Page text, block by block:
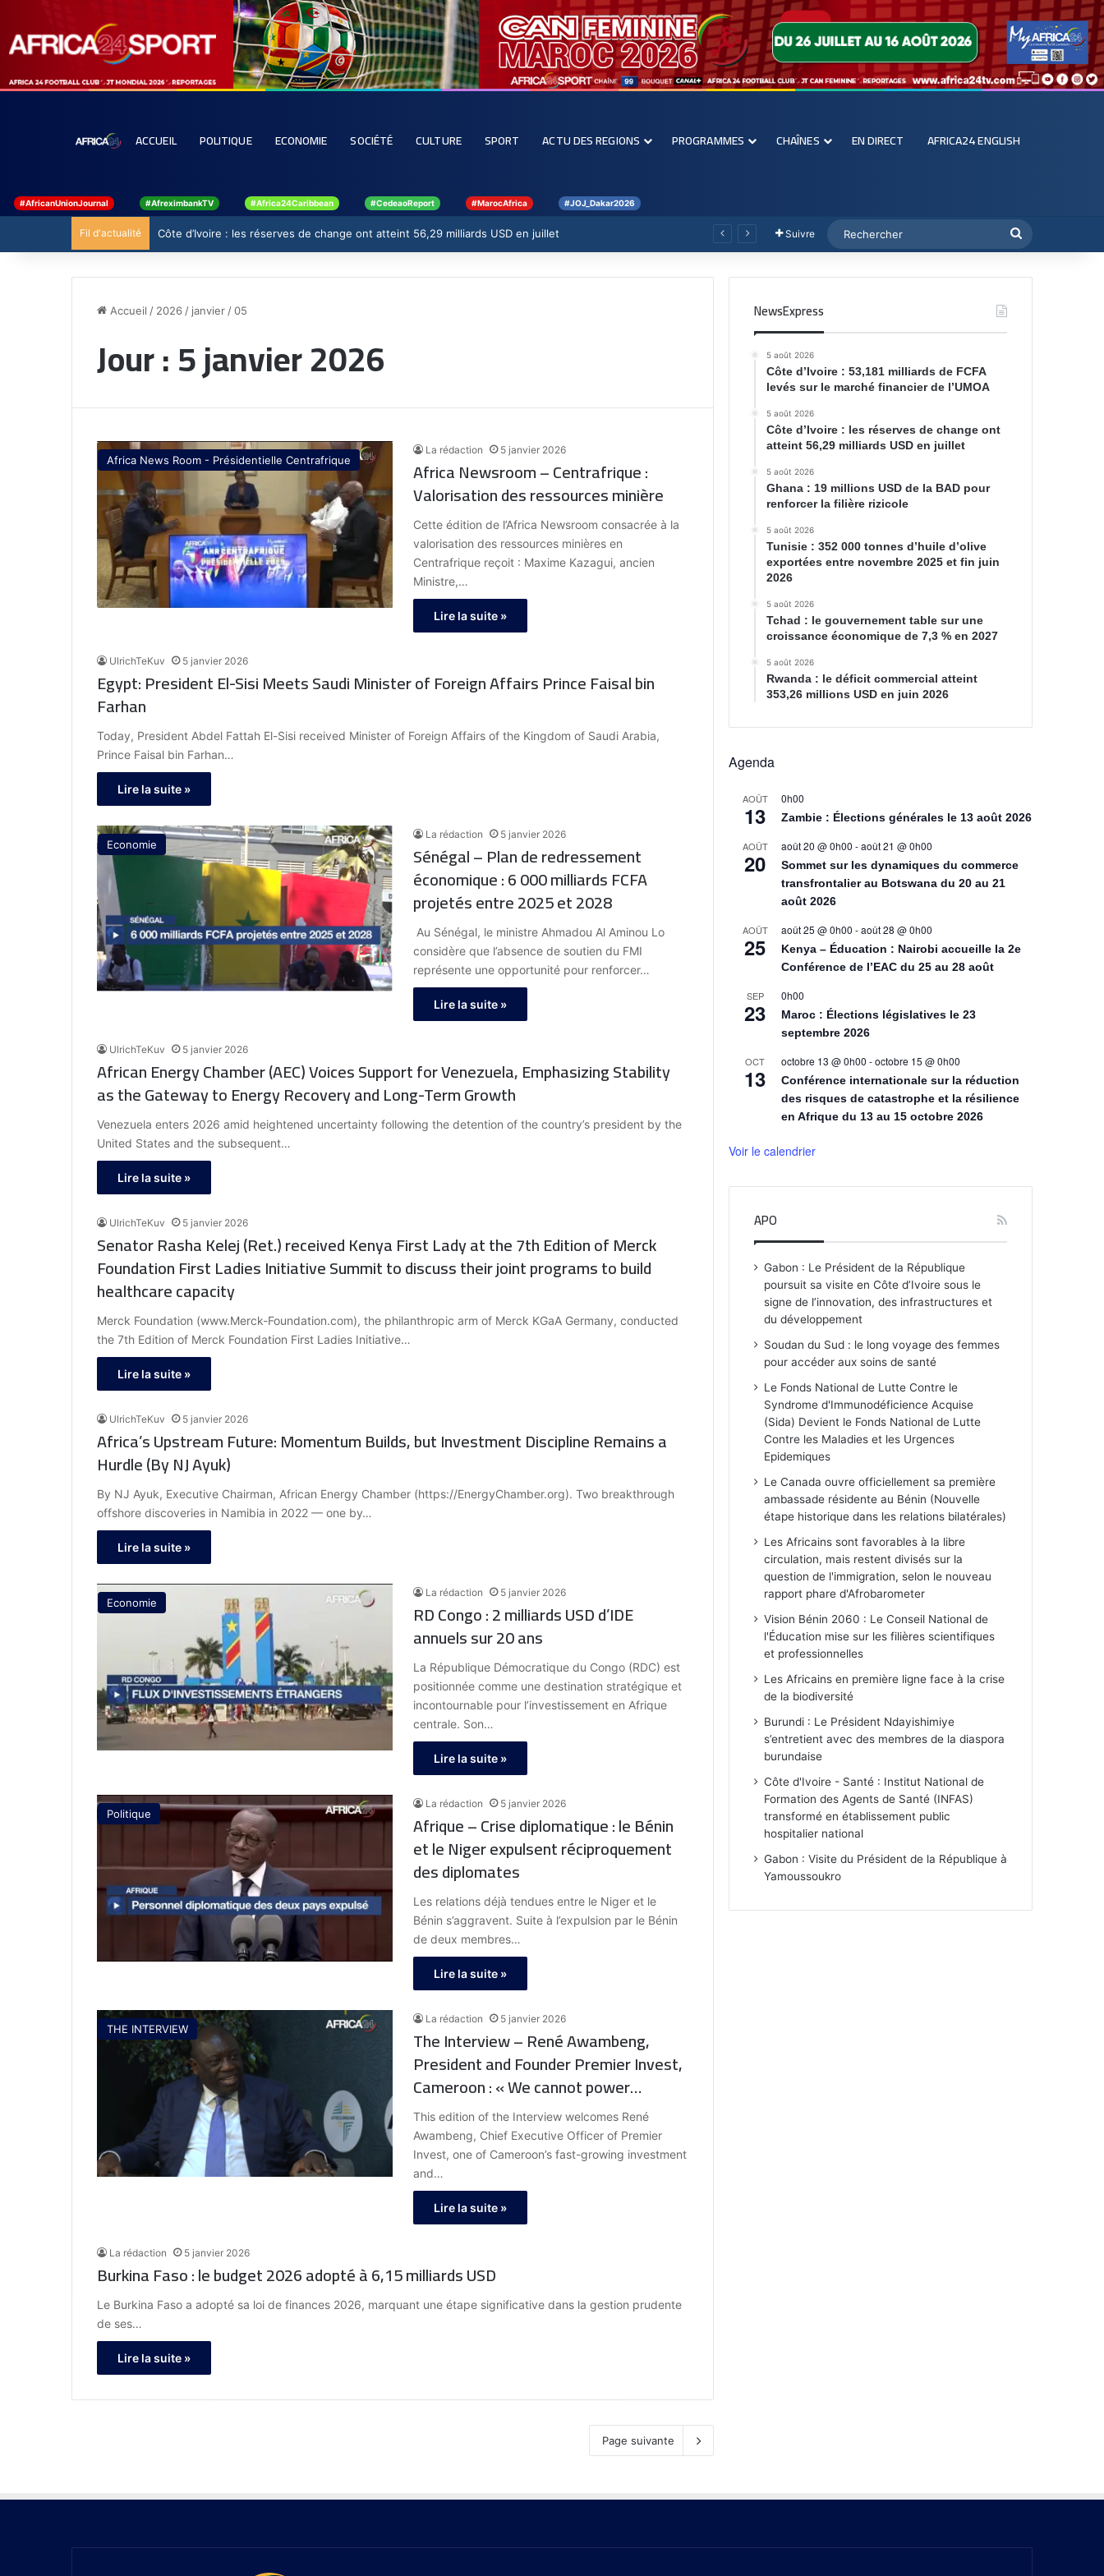
ACCUEIL POLITIQUE ECONOMIE SOCIÉTÉ CULTURE SPORT ACTU DES REGIONS PROGRAMMES CHAÎNES EN DIRECT AFRICA24 ENGLISH
#AfricanUnionJournal #AfreximbankTV #Africa24Caribbean #CedeaoReport #MarocAfrica #JOJ_Dakar2026
Fil d'actualité Côte d’Ivoire : les réserves de change ont atteint 56,29 milliards USD en juillet Suivre
Accueil / 2026/ janvier/05
Jour :5 janvier 2026
Africa News Room - Présidentielle Centrafrique
La rédaction 5 janvier 2026
Africa Newsroom – Centrafrique :
Valorisation des ressources minière
Cette édition de l’Africa Newsroom consacrée à la
valorisation des ressources minières en
Centrafrique reçoit : Maxime Kazagui, ancien
Ministre,…
Lire la suite »
UlrichTeKuv 5 janvier 2026
Egypt: President El-Sisi Meets Saudi Minister of Foreign Affairs Prince Faisal bin
Farhan
Today, President Abdel Fattah El-Sisi received Minister of Foreign Affairs of the Kingdom of Saudi Arabia,
Prince Faisal bin Farhan…
Lire la suite »
Economie
La rédaction 5 janvier 2026
Sénégal – Plan de redressement
économique : 6 000 milliards FCFA
projetés entre 2025 et 2028
Au Sénégal, le ministre Ahmadou Al Aminou Lo
considère que l’absence de soutien du FMI
représente une opportunité pour renforcer…
Lire la suite »
UlrichTeKuv 5 janvier 2026
African Energy Chamber (AEC) Voices Support for Venezuela, Emphasizing Stability
as the Gateway to Energy Recovery and Long-Term Growth
Venezuela enters 2026 amid heightened uncertainty following the detention of the country’s president by the
United States and the subsequent…
Lire la suite »
UlrichTeKuv 5 janvier 2026
Senator Rasha Kelej (Ret.) received Kenya First Lady at the 7th Edition of Merck
Foundation First Ladies Initiative Summit to discuss their joint programs to build
healthcare capacity
Merck Foundation (www.Merck-Foundation.com), the philanthropic arm of Merck KGaA Germany, conducted
the 7th Edition of Merck Foundation First Ladies Initiative…
Lire la suite »
UlrichTeKuv 5 janvier 2026
Africa’s Upstream Future: Momentum Builds, but Investment Discipline Remains a
Hurdle (By NJ Ayuk)
By NJ Ayuk, Executive Chairman, African Energy Chamber (https://EnergyChamber.org). Two breakthrough
offshore discoveries in Namibia in 2022 — one by…
Lire la suite »
Economie
La rédaction 5 janvier 2026
RD Congo : 2 milliards USD d’IDE
annuels sur 20 ans
La République Démocratique du Congo (RDC) est
positionnée comme une destination stratégique et
incontournable pour l’investissement en Afrique
centrale. Son…
Lire la suite »
Politique
La rédaction 5 janvier 2026
Afrique – Crise diplomatique : le Bénin
et le Niger expulsent réciproquement
des diplomates
Les relations déjà tendues entre le Niger et le
Bénin s’aggravent. Suite à l’expulsion par le Bénin
de deux membres…
Lire la suite »
THE INTERVIEW
La rédaction 5 janvier 2026
The Interview – René Awambeng,
President and Founder Premier Invest,
Cameroon : « We cannot power
development without the small and
medium size enterprises. »
This edition of the Interview welcomes René
Awambeng, Chief Executive Officer of Premier
Invest, one of Cameroon’s fast-growing investment
and…
Lire la suite »
La rédaction 5 janvier 2026
Burkina Faso : le budget 2026 adopté à 6,15 milliards USD
Le Burkina Faso a adopté sa loi de finances 2026, marquant une étape significative dans la gestion prudente
de ses…
Lire la suite »
Page suivante
NewsExpress
5 août 2026
Côte d’Ivoire : 53,181 milliards de FCFA
levés sur le marché financier de l’UMOA
5 août 2026
Côte d’Ivoire : les réserves de change ont
atteint 56,29 milliards USD en juillet
5 août 2026
Ghana : 19 millions USD de la BAD pour
renforcer la filière rizicole
5 août 2026
Tunisie : 352 000 tonnes d’huile d’olive
exportées entre novembre 2025 et fin juin
2026
5 août 2026
Tchad : le gouvernement table sur une
croissance économique de 7,3 % en 2027
5 août 2026
Rwanda : le déficit commercial atteint
353,26 millions USD en juin 2026
Agenda
AOÛT
13
0h00
Zambie : Élections générales le 13 août 2026
AOÛT
20
août 20 @ 0h00 -août 21 @ 0h00
Sommet sur les dynamiques du commerce
transfrontalier au Botswana du 20 au 21
août 2026
AOÛT
25
août 25 @ 0h00 -août 28 @ 0h00
Kenya – Éducation : Nairobi accueille la 2e
Conférence de l’EAC du 25 au 28 août
SEP
23
0h00
Maroc : Élections législatives le 23
septembre 2026
OCT
13
octobre 13 @ 0h00 -octobre 15 @ 0h00
Conférence internationale sur la réduction
des risques de catastrophe et la résilience
en Afrique du 13 au 15 octobre 2026
Voir le calendrier
APO
Gabon : Le Président de la République
poursuit sa visite en Côte d’Ivoire sous le
signe de l’innovation, des infrastructures et
du développement
Soudan du Sud : le long voyage des femmes
pour accéder aux soins de santé
Le Fonds National de Lutte Contre le
Syndrome d'Immunodéficience Acquise
(Sida) Devient le Fonds National de Lutte
Contre les Maladies et les Urgences
Epidemiques
Le Canada ouvre officiellement sa première
ambassade résidente au Bénin (Nouvelle
étape historique dans les relations bilatérales)
Les Africains sont favorables à la libre
circulation, mais restent divisés sur la
question de l'immigration, selon le nouveau
rapport phare d'Afrobarometer
Vision Bénin 2060 : Le Conseil National de
l'Éducation mise sur les filières scientifiques
et professionnelles
Les Africains en première ligne face à la crise
de la biodiversité
Burundi : Le Président Ndayishimiye
s’entretient avec des membres de la diaspora
burundaise
Côte d'Ivoire - Santé : Institut National de
Formation des Agents de Santé (INFAS)
transformé en établissement public
hospitalier national
Gabon : Visite du Président de la République à
Yamoussoukro